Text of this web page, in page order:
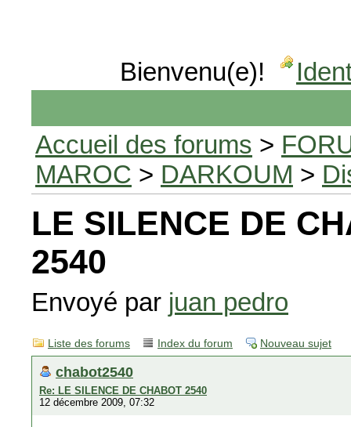
Bienvenu(e)!
Accueil des forums >
MAROC > DARKOUM >
LE SILENCE DE
2540
Envoyé par juan pedro
Liste des forums Index du forum Nouveau sujet
chabot2540
Re: LE SILENCE DE CHABOT 2540
12 décembre 2009, 07:32